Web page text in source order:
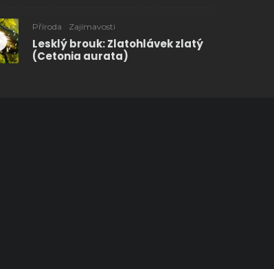
Příroda Zajímavosti
Lesklý brouk: Zlatohlávek zlatý
(Cetonia aurata)